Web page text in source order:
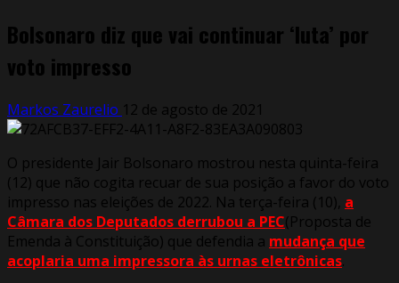
Bolsonaro diz que vai continuar ‘luta’ por
voto impresso
Markos Zaurelio 12 de agosto de 2021
O presidente Jair Bolsonaro mostrou nesta quinta-feira
(12) que não cogita recuar de sua posição a favor do voto
impresso nas eleições de 2022. Na terça-feira (10), a
Câmara dos Deputados derrubou a PEC(Proposta de
Emenda à Constituição) que defendia a mudança que
acoplaria uma impressora às urnas eletrônicas.